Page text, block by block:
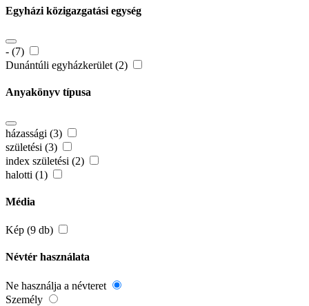
Egyházi közigazgatási egység
- (7)
Dunántúli egyházkerület (2)
Anyakönyv típusa
házassági (3)
születési (3)
index születési (2)
halotti (1)
Média
Kép (9 db)
Névtér használata
Ne használja a névteret
Személy